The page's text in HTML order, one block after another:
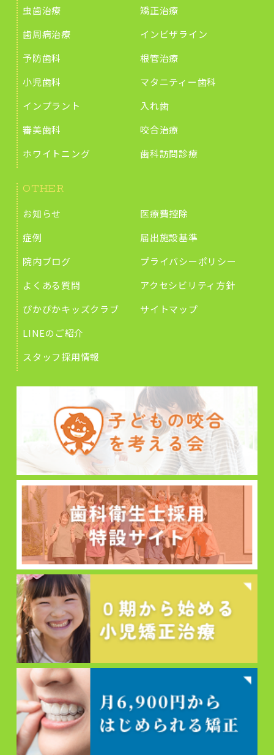
虫歯治療
歯周病治療
予防歯科
小児歯科
インプラント
審美歯科
ホワイトニング
矯正治療
インビザライン
根管治療
マタニティー歯科
入れ歯
咬合治療
歯科訪問診療
OTHER
お知らせ
症例
院内ブログ
よくある質問
ぴかぴかキッズクラブ
LINEのご紹介
スタッフ採用情報
医療費控除
届出施設基準
プライバシーポリシー
アクセシビリティ方針
サイトマップ